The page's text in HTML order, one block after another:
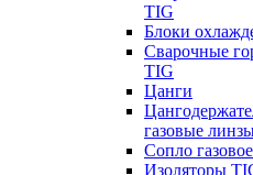
TIG
Блоки
Сварочные
TIG
Цанги
газовые
Сопло
Изоляторы